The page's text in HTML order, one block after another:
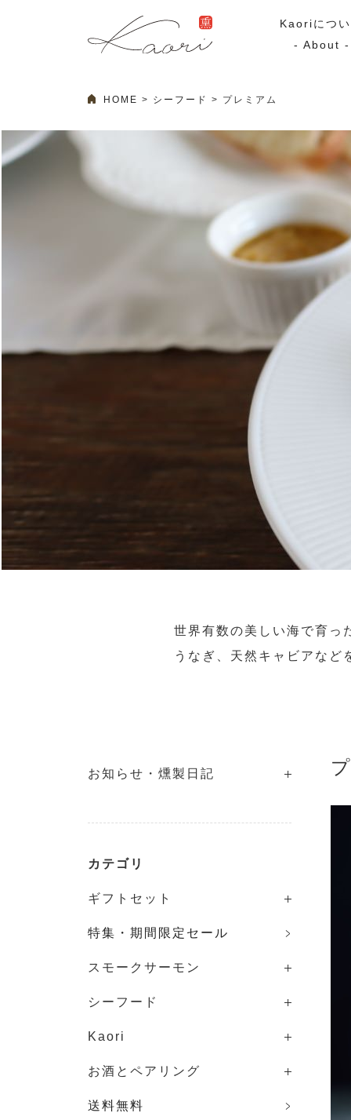
Kaoriにつ
- About -
ギフトセット
Ocean Rich
ラッピング
スモークサー
マリネ
HOME シーフード プレミアム
世界有数の美しい海で育っ
うなぎ、天然キャビアな
お知らせ・燻製日記
カテゴリ
ギフトセット
特集・期間限定セール
スモークサーモン
シーフード
Kaori
お酒とペアリング
送料無料